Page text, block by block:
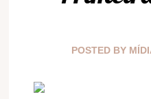
POSTED BY